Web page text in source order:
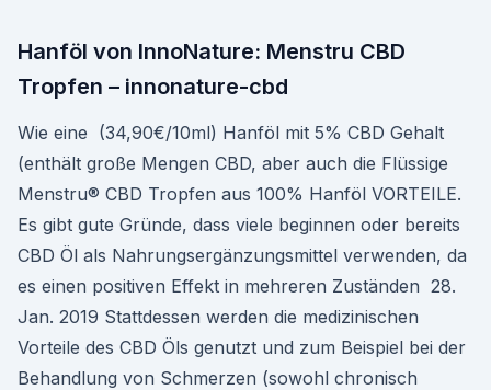
Hanföl von InnoNature: Menstru CBD
Tropfen – innonature-cbd
Wie eine (34,90€/10ml) Hanföl mit 5% CBD Gehalt
(enthält große Mengen CBD, aber auch die Flüssige
Menstru® CBD Tropfen aus 100% Hanföl VORTEILE.
Es gibt gute Gründe, dass viele beginnen oder bereits
CBD Öl als Nahrungsergänzungsmittel verwenden, da
es einen positiven Effekt in mehreren Zuständen 28.
Jan. 2019 Stattdessen werden die medizinischen
Vorteile des CBD Öls genutzt und zum Beispiel bei der
Behandlung von Schmerzen (sowohl chronisch